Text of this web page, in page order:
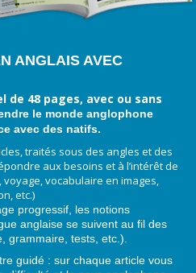
ANGLAIS AVEC
de 48 pages, avec ou sans
le monde anglophone
avec des natifs.
traités sous des angles et des
aux besoins et à l’intérêt de
vocabulaire en images,
etc.)
progressif, les notions
anglaise se suivent au fil des
grammaire, tests, etc.).
guidé : sur chaque article vous